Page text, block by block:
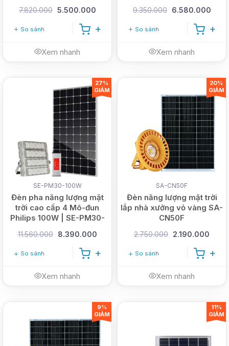
7.820.000 5.500.000
So sánh
Xem nhanh
9.350.000 6.580.000
So sánh
Xem nhanh
SE-PM30-100W
Đèn pha năng lượng mặt
trời cao cấp 4 Mô-đun
Philips 100W | SE-PM30-
11.560.000 8.390.000
So sánh
Xem nhanh
27%
GIẢM
SA-CN50F
Đèn năng lượng mặt trời
lắp nhà xưởng vỏ vàng SA-
CN50F
2.750.000 2.190.000
So sánh
Xem nhanh
20%
GIẢM
9%
GIẢM
11%
GIẢM